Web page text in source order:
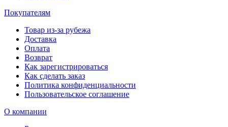
Покупателям
Товар из-за рубежа
Доставка
Оплата
Возврат
Как зарегистрироваться
Как сделать заказ
Политика конфиденциальности
Пользовательское соглашение
О компании